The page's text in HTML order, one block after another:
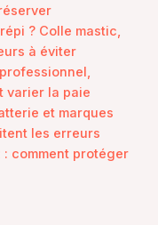
? Colle mastic,
à éviter
varier la paie
et marques
les erreurs
comment protéger